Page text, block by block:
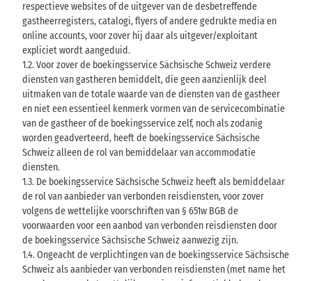
respectieve websites of de uitgever van de desbetreffende
gastheerregisters, catalogi, flyers of andere gedrukte media en
online accounts, voor zover hij daar als uitgever/exploitant
expliciet wordt aangeduid.
1.2. Voor zover de boekingsservice Sächsische Schweiz verdere
diensten van gastheren bemiddelt, die geen aanzienlijk deel
uitmaken van de totale waarde van de diensten van de gastheer
en niet een essentieel kenmerk vormen van de servicecombinatie
van de gastheer of de boekingsservice zelf, noch als zodanig
worden geadverteerd, heeft de boekingsservice Sächsische
Schweiz alleen de rol van bemiddelaar van accommodatie
diensten.
1.3. De boekingsservice Sächsische Schweiz heeft als bemiddelaar
de rol van aanbieder van verbonden reisdiensten, voor zover
volgens de wettelijke voorschriften van § 651w BGB de
voorwaarden voor een aanbod van verbonden reisdiensten door
de boekingsservice Sächsische Schweiz aanwezig zijn.
1.4. Ongeacht de verplichtingen van de boekingsservice Sächsische
Schweiz als aanbieder van verbonden reisdiensten (met name het